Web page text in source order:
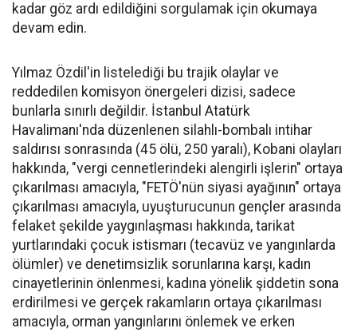
kadar göz ardı edildiğini sorgulamak için okumaya
devam edin.
Yılmaz Özdil'in listelediği bu trajik olaylar ve
reddedilen komisyon önergeleri dizisi, sadece
bunlarla sınırlı değildir. İstanbul Atatürk
Havalimanı'nda düzenlenen silahlı-bombalı intihar
saldırısı sonrasında (45 ölü, 250 yaralı), Kobani olayları
hakkında, "vergi cennetlerindeki alengirli işlerin" ortaya
çıkarılması amacıyla, "FETÖ'nün siyasi ayağının" ortaya
çıkarılması amacıyla, uyuşturucunun gençler arasında
felaket şekilde yaygınlaşması hakkında, tarikat
yurtlarındaki çocuk istismarı (tecavüz ve yangınlarda
ölümler) ve denetimsizlik sorunlarına karşı, kadın
cinayetlerinin önlenmesi, kadına yönelik şiddetin sona
erdirilmesi ve gerçek rakamların ortaya çıkarılması
amacıyla, orman yangınlarını önlemek ve erken